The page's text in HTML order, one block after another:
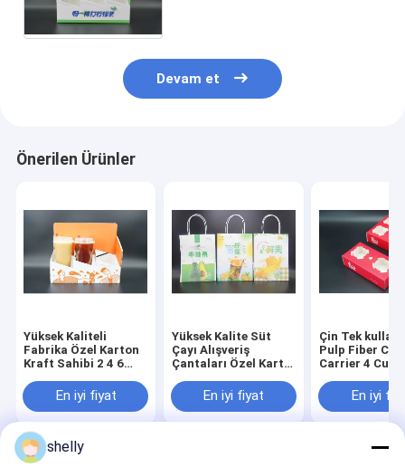
Devam et
Önerilen Ürünler
Yüksek Kaliteli
Fabrika Özel Karton
Kraft Sahibi 2 4 6
Sahibi Kutusu
Dalgalanmış Karton
En iyi fiyat
Yüksek Kalite Süt
Çayı Alışveriş
Çantaları Özel Kartal
Kendi rozeti ile
En iyi fiyat
Çin Tek
Pulp Fiber Cup
Carrier 4 Cup
Fiber 4 Cup
Carrier
En iyi
shelly